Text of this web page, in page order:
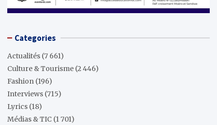
Categories
Actualités (7 661)
Culture & Tourisme (2 446)
Fashion (196)
Interviews (715)
Lyrics (18)
Médias & TIC (1 701)